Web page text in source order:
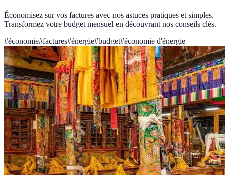
Économisez sur vos factures avec nos astuces pratiques et simples.
Transformez votre budget mensuel en découvrant nos conseils clés.
#économie#factures#énergie#budget#économie d'énergie